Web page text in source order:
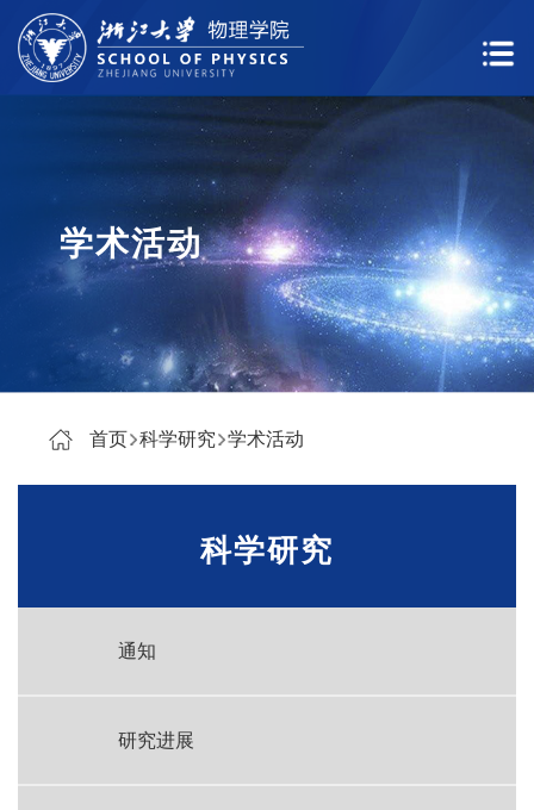
学术活动
首页 科学研究 学术活动
科学研究
通知
研究进展